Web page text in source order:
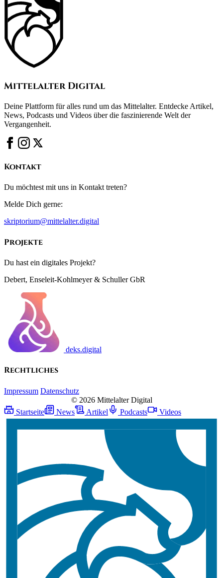
Mittelalter Digital
Deine Plattform für alles rund um das Mittelalter. Entdecke Artikel,
News, Podcasts und Videos über die faszinierende Welt der
Vergangenheit.
Kontakt
Du möchtest mit uns in Kontakt treten?
Melde Dich gerne:
skriptorium@mittelalter.digital
Projekte
Du hast ein digitales Projekt?
Debert, Enseleit-Kohlmeyer & Schuller GbR
deks.digital
Rechtliches
Impressum Datenschutz
© 2026 Mittelalter Digital
Startseite
News Artikel Podcasts Videos